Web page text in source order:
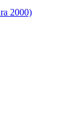
2000)